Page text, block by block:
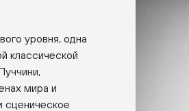
уровня, одна
классической
мира и
сценическое